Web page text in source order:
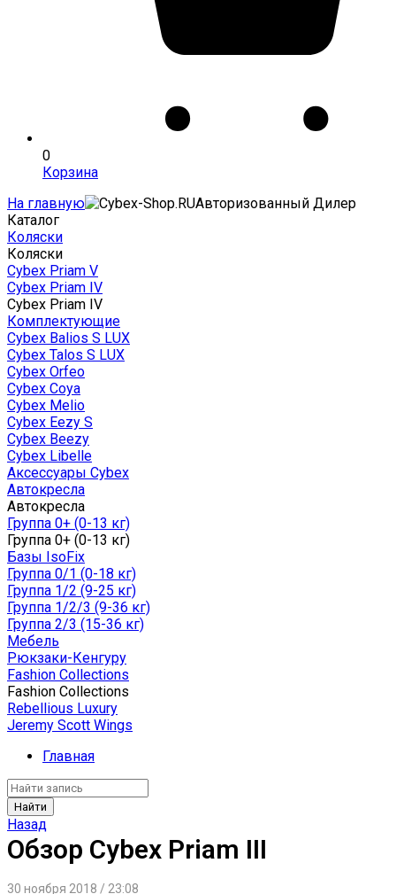
0
Корзина
На главную
Авторизованный Дилер
Каталог
Коляски
Коляски
Cybex Priam V
Cybex Priam IV
Cybex Priam IV
Комплектующие
Cybex Balios S LUX
Cybex Talos S LUX
Cybex Orfeo
Cybex Coya
Cybex Melio
Cybex Eezy S
Cybex Beezy
Cybex Libelle
Аксессуары Cybex
Автокресла
Автокресла
Группа 0+ (0-13 кг)
Группа 0+ (0-13 кг)
Базы IsoFix
Группа 0/1 (0-18 кг)
Группа 1/2 (9-25 кг)
Группа 1/2/3 (9-36 кг)
Группа 2/3 (15-36 кг)
Мебель
Рюкзаки-Кенгуру
Fashion Collections
Fashion Collections
Rebellious Luxury
Jeremy Scott Wings
Главная
Найти
Назад
Обзор Cybex Priam III
30 ноября 2018 / 23:08